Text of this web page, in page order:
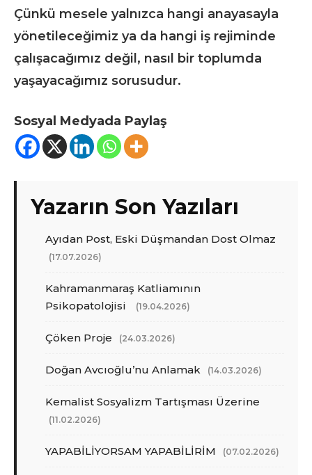
Çünkü mesele yalnızca hangi anayasayla
yönetileceğimiz ya da hangi iş rejiminde
çalışacağımız değil, nasıl bir toplumda
yaşayacağımız sorusudur.
Sosyal Medyada Paylaş
Yazarın Son Yazıları
Ayıdan Post, Eski Düşmandan Dost Olmaz
(17.07.2026)
Kahramanmaraş Katliamının
Psikopatolojisi
(19.04.2026)
Çöken Proje (24.03.2026)
Doğan Avcıoğlu’nu Anlamak (14.03.2026)
Kemalist Sosyalizm Tartışması Üzerine
(11.02.2026)
YAPABİLİYORSAM YAPABİLİRİM (07.02.2026)